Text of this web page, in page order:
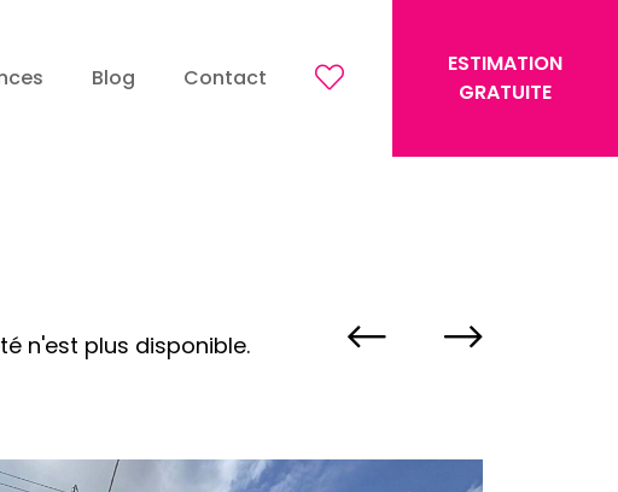
Blog Contact
ESTIMATION
GRATUITE
n'est plus disponible.